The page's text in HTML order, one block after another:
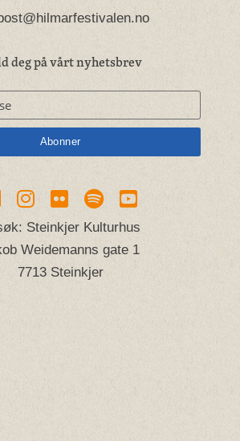
deg på vårt nyhetsbrev
Steinkjer Kulturhus
Weidemanns gate 1
7713 Steinkjer